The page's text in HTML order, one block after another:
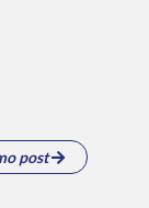
post